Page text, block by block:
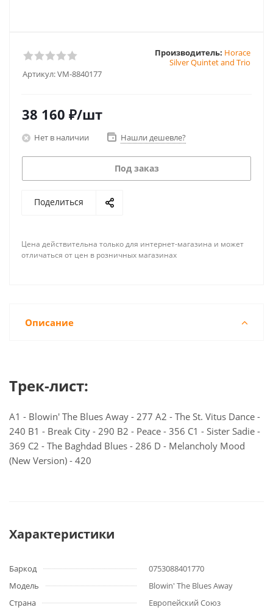
Артикул:VM-8840177
Производитель: Horace
Silver Quintet and Trio
38 160 ₽/шт
Нет в наличии Нашли дешевле?
Под заказ
Поделиться
Цена действительна только для интернет-магазина и может
отличаться от цен в розничных магазинах
Описание
Трек-лист:
A1 - Blowin' The Blues Away - 277 A2 - The St. Vitus Dance -
240 B1 - Break City - 290 B2 - Peace - 356 C1 - Sister Sadie -
369 C2 - The Baghdad Blues - 286 D - Melancholy Mood
(New Version) - 420
Характеристики
Баркод
0753088401770
Модель
Blowin' The Blues Away
Страна
Европейский Союз